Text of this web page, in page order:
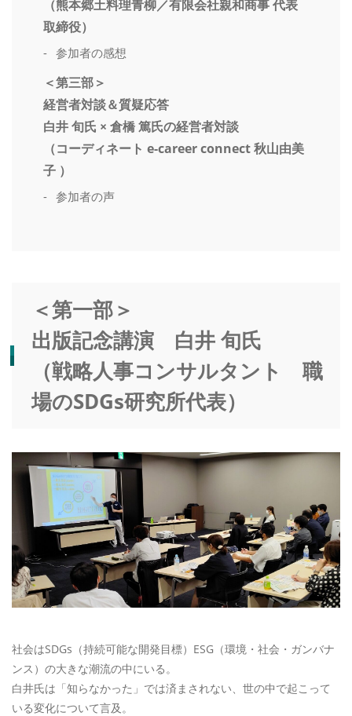
（熊本郷土料理青柳／有限会社親和商事 代表
取締役）
参加者の感想
＜第三部＞
経営者対談＆質疑応答
白井 旬氏 × 倉橋 篤氏の経営者対談
（コーディネート e-career connect 秋山由美
子 ）
参加者の声
＜第一部＞
出版記念講演 白井 旬氏
（戦略人事コンサルタント 職
場のSDGs研究所代表）
社会はSDGs（持続可能な開発目標）ESG（環境・社会・ガンバナ
ンス）の大きな潮流の中にいる。
白井氏は「知らなかった」では済まされない、世の中で起こって
いる変化について言及。